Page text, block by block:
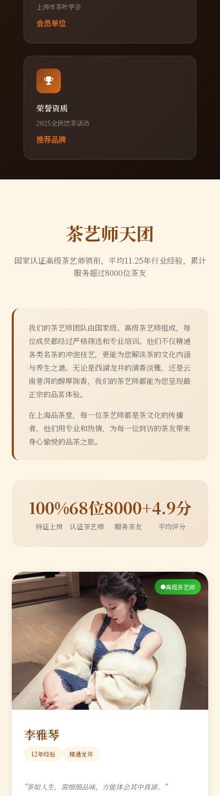
上海市茶叶学会
会员单位
荣誉资质
2025全民饮茶活动
推荐品牌
茶艺师天团
国家认证高级茶艺师领衔，平均11.25年行业经验，累计
服务超过8000位茶友
我们的茶艺师团队由国家级、高级茶艺师组成，每
位成员都经过严格筛选和专业培训。他们不仅精通
各类名茶的冲泡技艺，更能为您解读茶的文化内涵
与养生之道。无论是西湖龙井的清香淡雅，还是云
南普洱的醇厚陈香，我们的茶艺师都能为您呈现最
正宗的品茗体验。
在上海品茶堂，每一位茶艺师都是茶文化的传播
者，他们用专业和热情，为每一位到访的茶友带来
身心愉悦的品茶之旅。
100%
持证上岗
68位
认证茶艺师
8000+
服务茶友
4.9分
平均评分
高级茶艺师
李雅琴
12年经验 精通龙井
"茶如人生，需细细品味，方能体会其中真谛。"